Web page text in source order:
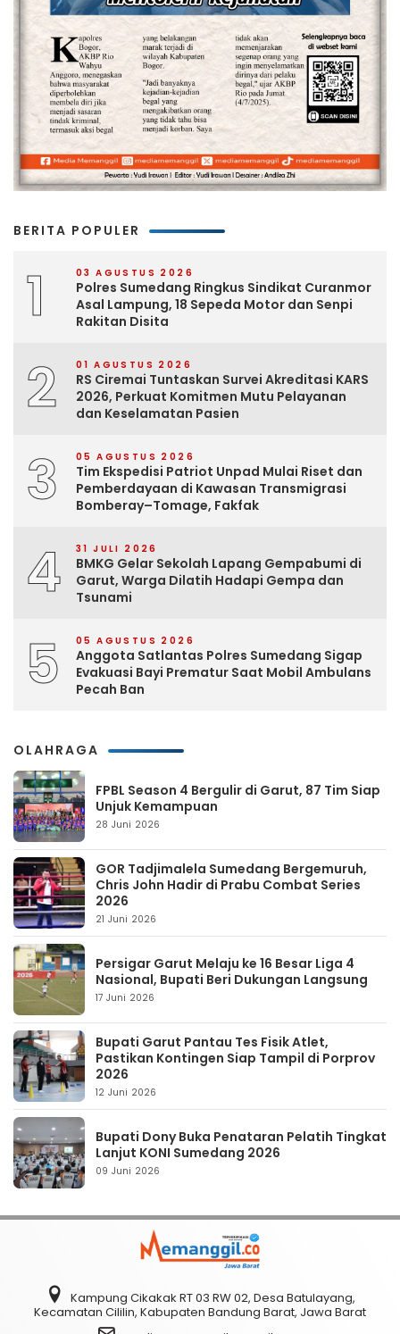
BERITA POPULER
1 03 AGUSTUS 2026
Polres Sumedang Ringkus Sindikat Curanmor
Asal Lampung, 18 Sepeda Motor dan Senpi
Rakitan Disita
2 01 AGUSTUS 2026
RS Ciremai Tuntaskan Survei Akreditasi KARS
2026, Perkuat Komitmen Mutu Pelayanan
dan Keselamatan Pasien
3 05 AGUSTUS 2026
Tim Ekspedisi Patriot Unpad Mulai Riset dan
Pemberdayaan di Kawasan Transmigrasi
Bomberay–Tomage, Fakfak
4 31 JULI 2026
BMKG Gelar Sekolah Lapang Gempabumi di
Garut, Warga Dilatih Hadapi Gempa dan
Tsunami
5 05 AGUSTUS 2026
Anggota Satlantas Polres Sumedang Sigap
Evakuasi Bayi Prematur Saat Mobil Ambulans
Pecah Ban
OLAHRAGA
FPBL Season 4 Bergulir di Garut, 87 Tim Siap
Unjuk Kemampuan
28 Juni 2026
GOR Tadjimalela Sumedang Bergemuruh,
Chris John Hadir di Prabu Combat Series
2026
21 Juni 2026
Persigar Garut Melaju ke 16 Besar Liga 4
Nasional, Bupati Beri Dukungan Langsung
17 Juni 2026
Bupati Garut Pantau Tes Fisik Atlet,
Pastikan Kontingen Siap Tampil di Porprov
2026
12 Juni 2026
Bupati Dony Buka Penataran Pelatih Tingkat
Lanjut KONI Sumedang 2026
09 Juni 2026
Kampung Cikakak RT 03 RW 02, Desa Batulayang,
Kecamatan Cililin, Kabupaten Bandung Barat, Jawa Barat